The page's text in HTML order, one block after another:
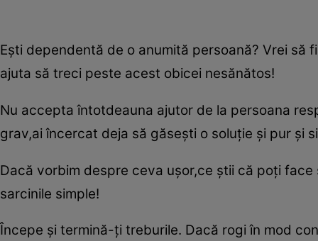
Eşti dependentă de o anumită persoană? Vrei
ajuta să treci peste acest obicei nesănătos!
Nu accepta întotdeauna ajutor de la persoana
grav,ai încercat deja să găseşti o soluţie şi pur şi
Dacă vorbim despre ceva uşor,ce ştii că poţi
sarcinile simple!
Începe şi termină-ţi treburile. Dacă rogi în mod